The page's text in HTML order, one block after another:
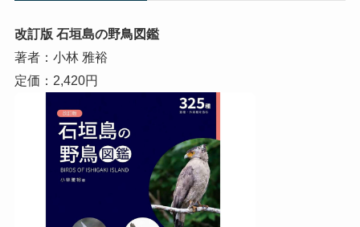
改訂版 石垣島の野鳥図鑑
著者：小林 雅裕
定価：2,420円